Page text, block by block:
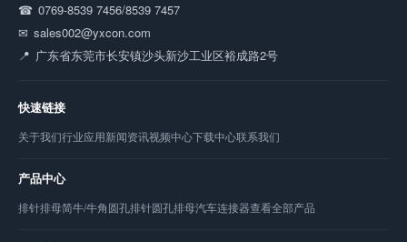
0769-8539 7456/8539 7457
sales002@yxcon.com
广东省东莞市长安镇沙头新沙工业区裕成路2号
快速链接
关于我们行业应用新闻资讯视频中心下载中心联系我们
产品中心
排针排母简牛/牛角圆孔排针圆孔排母汽车连接器查看全部产品